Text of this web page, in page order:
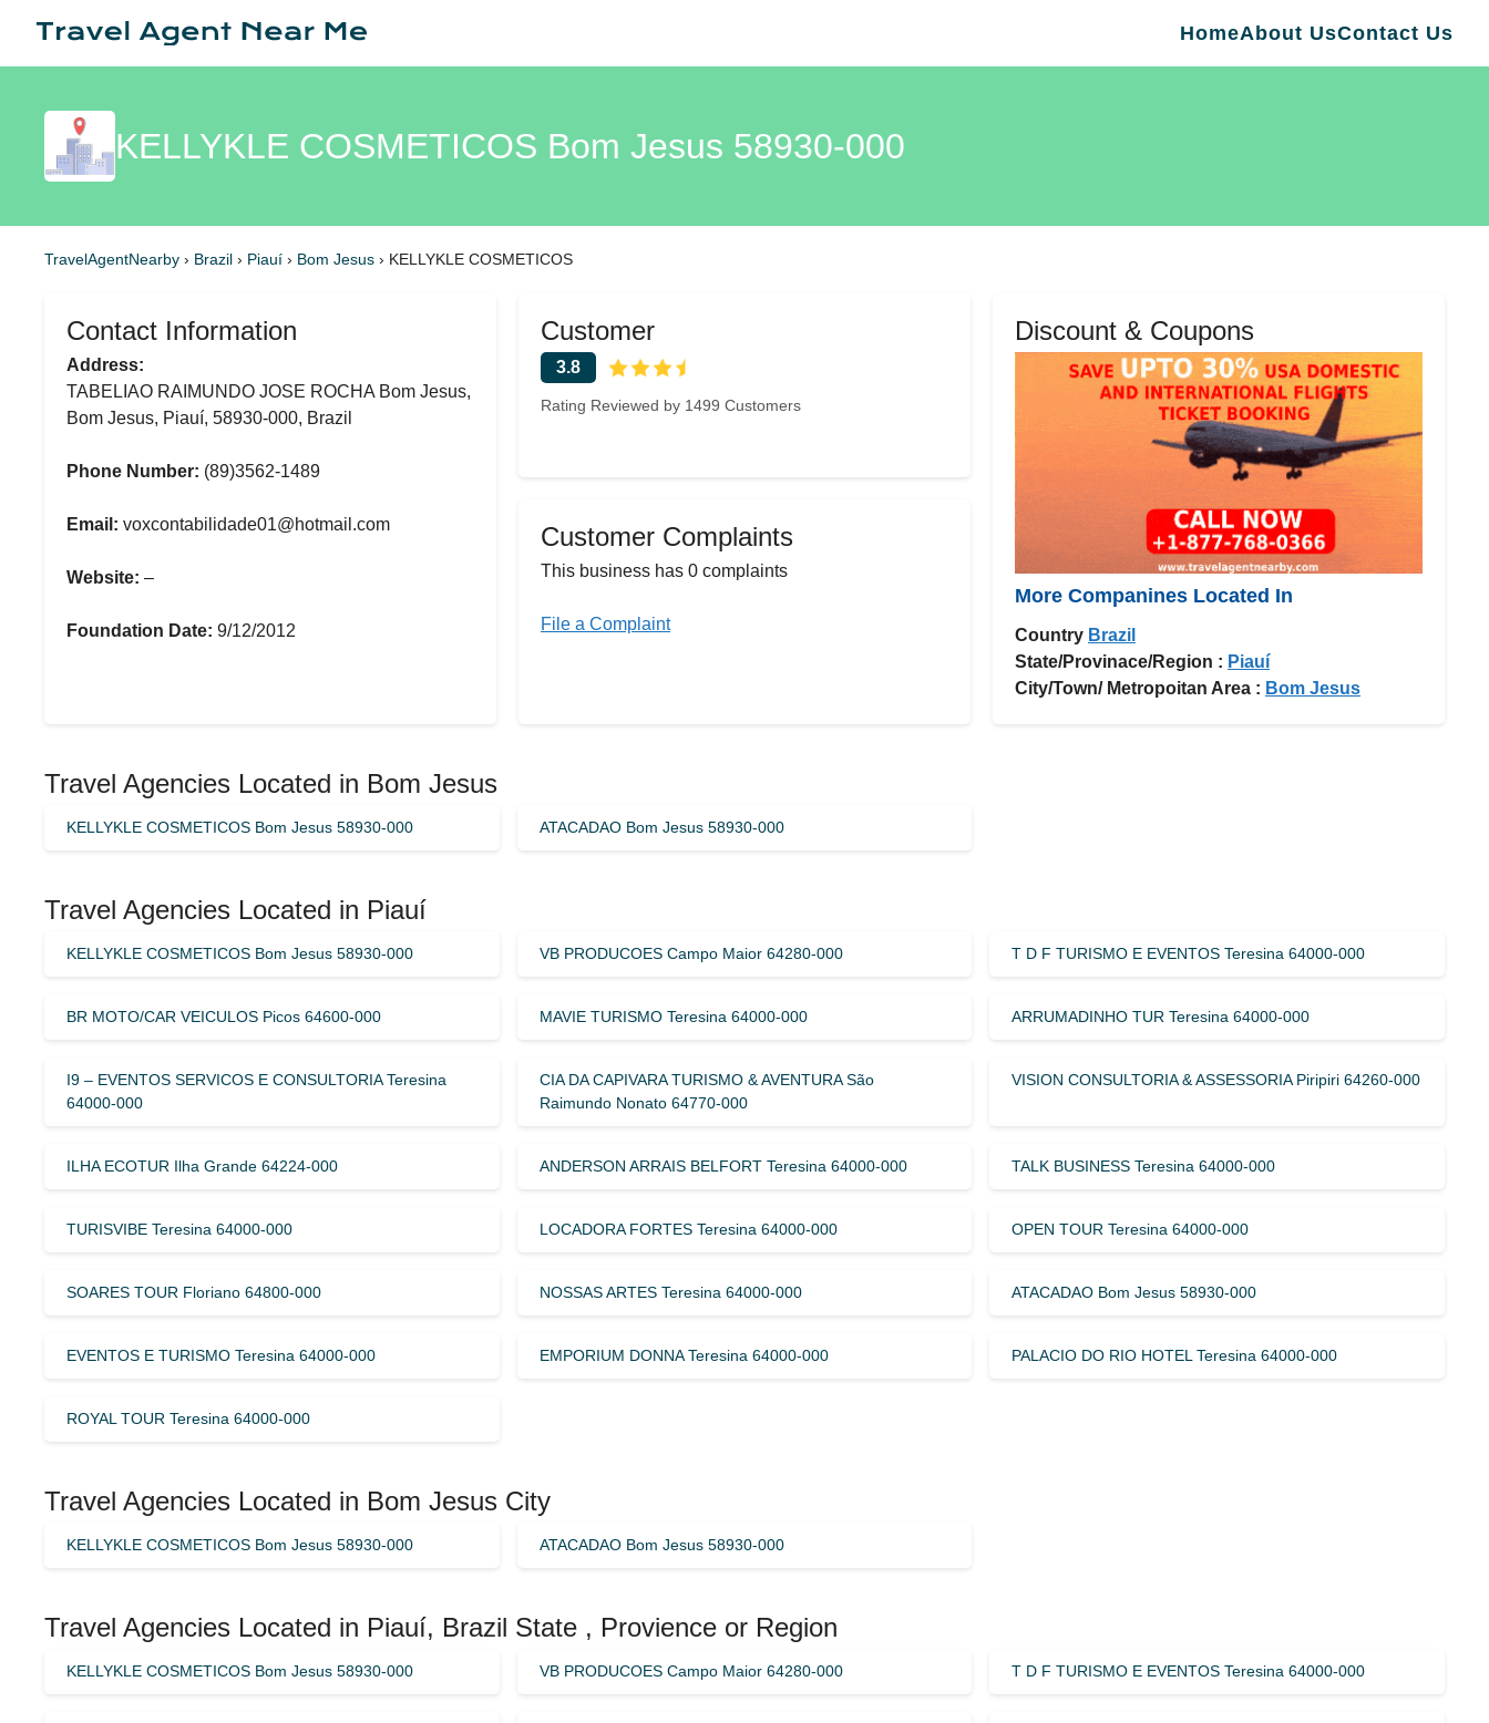
HomeAbout UsContact Us
KELLYKLE COSMETICOS Bom Jesus 58930-000
TravelAgentNearby › Brazil › Piauí › Bom Jesus › KELLYKLE COSMETICOS
Contact Information
Address:
TABELIAO RAIMUNDO JOSE ROCHA Bom Jesus,
Bom Jesus, Piauí, 58930-000, Brazil
Phone Number: (89)3562-1489
Email: voxcontabilidade01@hotmail.com
Website: –
Foundation Date: 9/12/2012
Customer
3.8
Rating Reviewed by 1499 Customers
Customer Complaints
This business has 0 complaints
File a Complaint
Discount & Coupons
More Companines Located In
Country Brazil
State/Provinace/Region : Piauí
City/Town/ Metropoitan Area : Bom Jesus
Travel Agencies Located in Bom Jesus
KELLYKLE COSMETICOS Bom Jesus 58930-000 ATACADAO Bom Jesus 58930-000
Travel Agencies Located in Piauí
KELLYKLE COSMETICOS Bom Jesus 58930-000 VB PRODUCOES Campo Maior 64280-000 T D F TURISMO E EVENTOS Teresina 64000-000
BR MOTO/CAR VEICULOS Picos 64600-000 MAVIE TURISMO Teresina 64000-000 ARRUMADINHO TUR Teresina 64000-000
I9 – EVENTOS SERVICOS E CONSULTORIA Teresina
64000-000
CIA DA CAPIVARA TURISMO & AVENTURA São
Raimundo Nonato 64770-000
VISION CONSULTORIA & ASSESSORIA Piripiri 64260-000
ILHA ECOTUR Ilha Grande 64224-000 ANDERSON ARRAIS BELFORT Teresina 64000-000 TALK BUSINESS Teresina 64000-000
TURISVIBE Teresina 64000-000 LOCADORA FORTES Teresina 64000-000 OPEN TOUR Teresina 64000-000
SOARES TOUR Floriano 64800-000 NOSSAS ARTES Teresina 64000-000 ATACADAO Bom Jesus 58930-000
EVENTOS E TURISMO Teresina 64000-000 EMPORIUM DONNA Teresina 64000-000 PALACIO DO RIO HOTEL Teresina 64000-000
ROYAL TOUR Teresina 64000-000
Travel Agencies Located in Bom Jesus City
KELLYKLE COSMETICOS Bom Jesus 58930-000 ATACADAO Bom Jesus 58930-000
Travel Agencies Located in Piauí, Brazil State , Provience or Region
KELLYKLE COSMETICOS Bom Jesus 58930-000 VB PRODUCOES Campo Maior 64280-000 T D F TURISMO E EVENTOS Teresina 64000-000